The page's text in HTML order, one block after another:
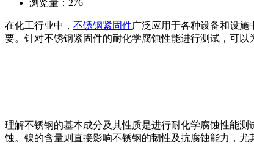
浏览量：276
在化工行业中， 不锈钢紧固件广泛应用于各种设备和设
要。针对不锈钢紧固件的耐化学腐蚀性能进行测试，可以
理解不锈钢的基本成分及其性质是进行耐化学腐蚀性能
蚀。镍的含量则直接影响不锈钢的韧性及抗腐蚀能力，